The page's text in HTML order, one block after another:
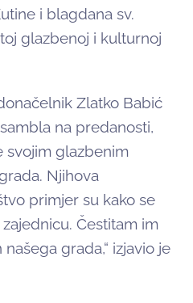
i blagdana sv.
glazbenoj i kulturnoj
Zlatko Babić
na predanosti,
svojim glazbenim
Njihova
primjer su kako se
Čestitam im
grada,“ izjavio je